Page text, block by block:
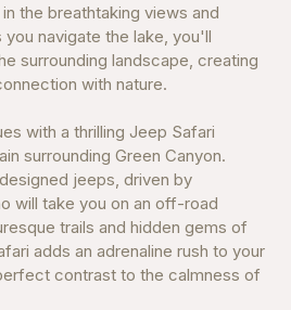
the breathtaking views and
navigate the lake, you'll
surrounding landscape, creating
with nature.
with a thrilling Jeep Safari
surrounding Green Canyon.
jeeps, driven by
will take you on an off-road
trails and hidden gems of
adds an adrenaline rush to your
contrast to the calmness of